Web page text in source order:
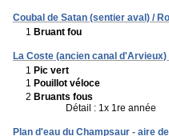
Coubal de Satan (sentier aval) /
1 Bruant fou
La Coste (ancien canal d'Arvieux)
1 Pic vert
1 Pouillot véloce
2 Bruants fous
Détail : 1x 1re année
Plan d'eau du Champsaur - aire